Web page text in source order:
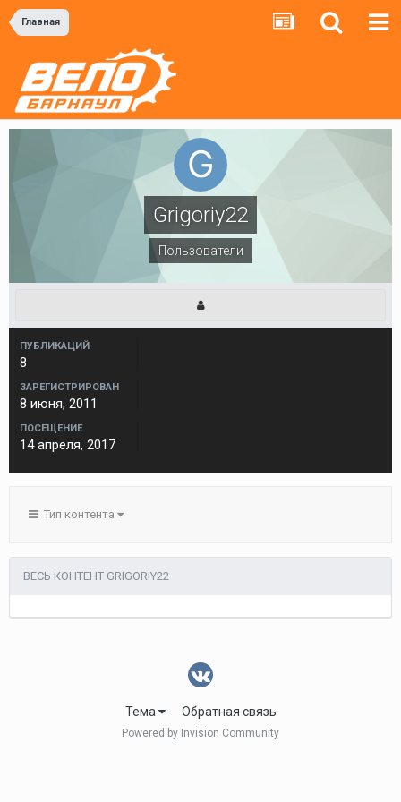
Главная
Grigoriy22
Пользователи
ПУБЛИКАЦИЙ
8
ЗАРЕГИСТРИРОВАН
8 июня, 2011
ПОСЕЩЕНИЕ
14 апреля, 2017
Тип контента
ВЕСЬ КОНТЕНТ GRIGORIY22
Тема Обратная связь
Powered by Invision Community